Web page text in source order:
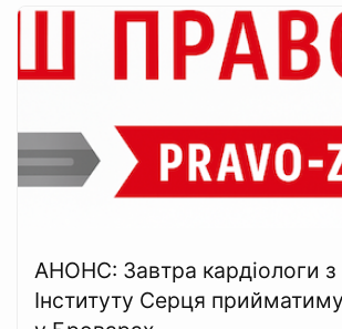
АНОНС: Завтра кардіологи з
Інституту Серця